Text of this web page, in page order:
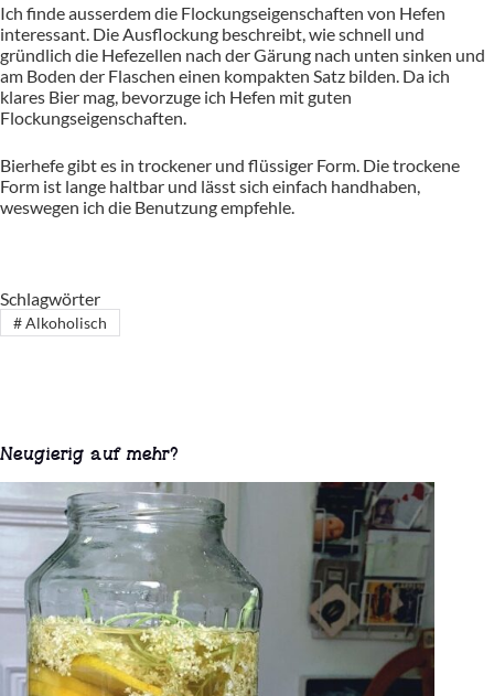
Ich finde ausserdem die Flockungseigenschaften von Hefen
interessant. Die Ausflockung beschreibt, wie schnell und
gründlich die Hefezellen nach der Gärung nach unten sinken und
am Boden der Flaschen einen kompakten Satz bilden. Da ich
klares Bier mag, bevorzuge ich Hefen mit guten
Flockungseigenschaften.
Bierhefe gibt es in trockener und flüssiger Form. Die trockene
Form ist lange haltbar und lässt sich einfach handhaben,
weswegen ich die Benutzung empfehle.
Schlagwörter
#Alkoholisch
Neugierig auf mehr?